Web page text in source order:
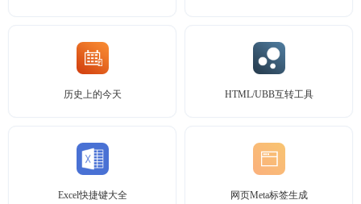
历史上的今天 HTML/UBB互转工具
Excel快捷键大全 网页Meta标签生成